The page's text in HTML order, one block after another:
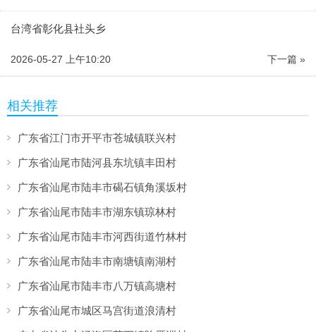
台湾省彰化县社头乡
下一篇 »
2026-05-27 上午10:20
相关推荐
广东省江门市开平市苍城镇联兴村
广东省汕尾市陆河县东坑镇丰田村
广东省汕尾市陆丰市碣石镇角溪坂村
广东省汕尾市陆丰市湖东镇琼林村
广东省汕尾市陆丰市河西街道竹林村
广东省汕尾市陆丰市南塘镇南湖村
广东省汕尾市陆丰市八万镇高塘村
广东省汕尾市城区马宫街道浪清村